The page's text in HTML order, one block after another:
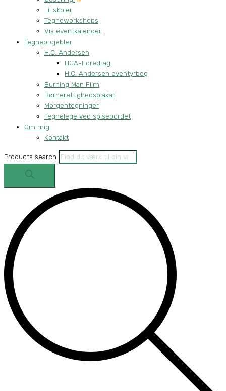
Til skoler
Tegneworkshops
Vis eventkalender
Tegneprojekter
H.C. Andersen
HCA-Foredrag
H.C. Andersen eventyrbog
Burning Man Film
Børnerettighedsplakat
Morgentegninger
Tegnelege ved spisebordet
Om mig
Kontakt
Products search